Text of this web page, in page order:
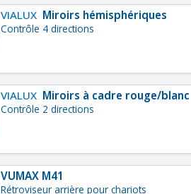
VIALUX Miroirs hémisphériques
Contrôle 4 directions
VIALUX Miroirs à cadre rouge/blanc
Contrôle 2 directions
VUMAX M41
Rétroviseur arrière pour chariots